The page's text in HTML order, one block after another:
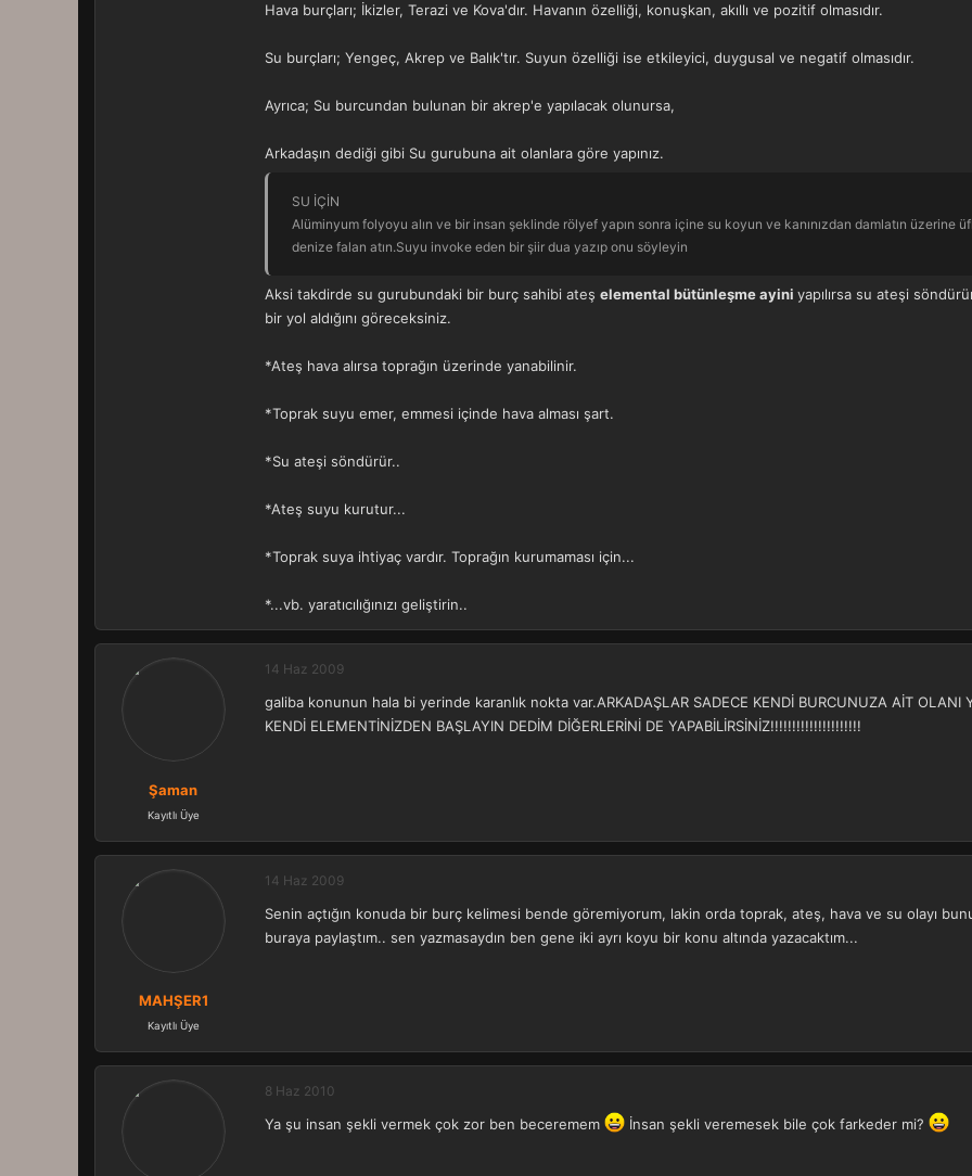
Hava burçları; İkizler, Terazi ve Kova'dır. Havanın özelliği, konuşkan, akıllı ve pozitif olmasıdır.
Su burçları; Yengeç, Akrep ve Balık'tır. Suyun özelliği ise etkileyici, duygusal ve negatif olmasıdır.
Ayrıca; Su burcundan bulunan bir akrep'e yapılacak olunursa,
Arkadaşın dediği gibi Su gurubuna ait olanlara göre yapınız.
SU İÇİN
Alüminyum folyoyu alın ve bir insan şeklinde rölyef yapın sonra içine su koyun ve kanınızdan damlatın üzerine
denize falan atın.Suyu invoke eden bir şiir dua yazıp onu söyleyin
Aksi takdirde su gurubundaki bir burç sahibi ateş elemental bütünleşme ayini yapılırsa su ateşi
bir yol aldığını göreceksiniz.
*Ateş hava alırsa toprağın üzerinde yanabilinir.
*Toprak suyu emer, emmesi içinde hava alması şart.
*Su ateşi söndürür..
*Ateş suyu kurutur...
*Toprak suya ihtiyaç vardır. Toprağın kurumaması için...
*...vb. yaratıcılığınızı geliştirin..
Şaman
Kayıtlı Üye
14 Haz 2009
galiba konunun hala bi yerinde karanlık nokta var.ARKADAŞLAR SADECE KENDİ BURCUNUZA AİT OLANI
KENDİ ELEMENTİNİZDEN BAŞLAYIN DEDİM DİĞERLERİNİ DE YAPABİLİRSİNİZ!!!!!!!!!!!!!!!!!!!!!
MAHŞER1
Kayıtlı Üye
14 Haz 2009
Senin açtığın konuda bir burç kelimesi bende göremiyorum, lakin orda toprak, ateş, hava ve su olayı
buraya paylaştım.. sen yazmasaydın ben gene iki ayrı koyu bir konu altında yazacaktım...
8 Haz 2010
Ya şu insan şekli vermek çok zor ben beceremem İnsan şekli veremesek bile çok farkeder mi?